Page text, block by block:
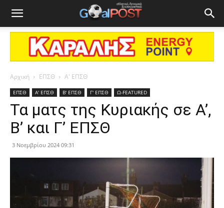
Αρχική ΕΠΣΘ Α' ΕΠΣΘ
ΕΠΣΘ Α' ΕΠΣΘ Β' ΕΠΣΘ Γ' ΕΠΣΘ Ω-FEATURED
Τα ματς της Κυριακής σε Α’,
Β’ και Γ’ ΕΠΣΘ
3 Νοεμβρίου 2024 09:31